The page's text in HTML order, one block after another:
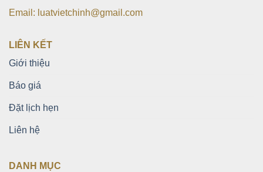
Email: luatvietchinh@gmail.com
LIÊN KẾT
Giới thiệu
Báo giá
Đặt lịch hẹn
Liên hệ
DANH MỤC